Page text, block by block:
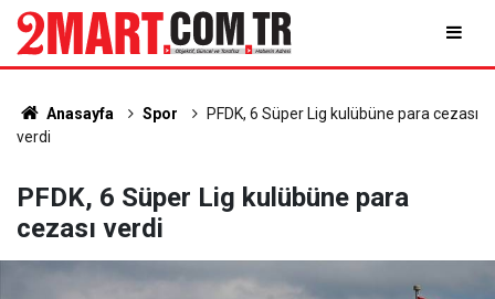
Anasayfa Spor
PFDK, 6 Süper Lig kulübüne para cezası
verdi
PFDK, 6 Süper Lig kulübüne para
cezası verdi